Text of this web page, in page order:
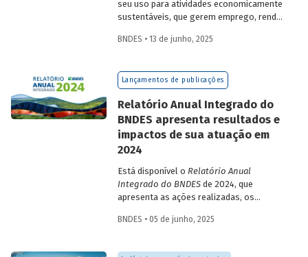
seu uso para atividades economicamente
sustentáveis, que gerem emprego, renda
vive nessas regiões, não são excludentes.
desafio para a gestão e preservação das
florestas e da possibilidade de utilização
privado para viabilizar o desenvolvimento
sustentável nessas regiões.
BNDES • 13 de junho, 2025
Lançamentos de publicações
Relatório Anual Integrado do
BNDES apresenta resultados e
impactos de sua atuação em
2024
Está disponível o Relatório Anual
Integrado do BNDESde 2024, que
apresenta as ações realizadas, os
sua atuação no ano passado. O
contribuiu com a retomada do
BNDES • 05 de junho, 2025